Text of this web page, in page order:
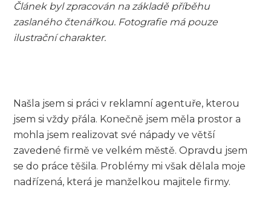
Článek byl zpracován na základě příběhu
zaslaného čtenářkou. Fotografie má pouze
ilustrační charakter.
Našla jsem si práci v reklamní agentuře, kterou
jsem si vždy přála. Konečně jsem měla prostor a
mohla jsem realizovat své nápady ve větší
zavedené firmě ve velkém městě. Opravdu jsem
se do práce těšila. Problémy mi však dělala moje
nadřízená, která je manželkou majitele firmy.